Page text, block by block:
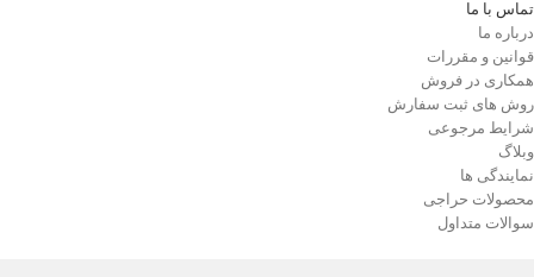
تماس با ما
درباره ما
قوانین و مقررات
همکاری در فروش
روش های ثبت سفارش
شرایط مرجوعی
وبلاگ
نمایندگی ها
محصولات حراجی
سوالات متداول